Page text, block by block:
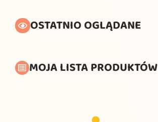
OSTATNIO OGLĄDANE
MOJA LISTA PRODUKTÓW